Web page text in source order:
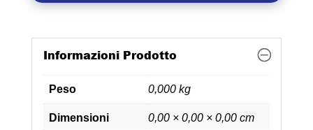
Informazioni Prodotto
Peso 0,000 kg
Dimensioni 0,00 × 0,00 × 0,00 cm